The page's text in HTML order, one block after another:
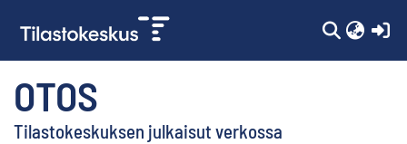
OTOS
Tilastokeskuksen julkaisut verkossa